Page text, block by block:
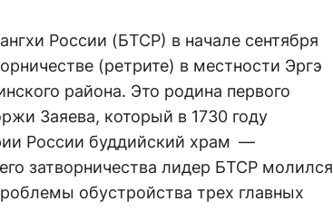
России (БТСР) в начале сентября
(ретрите) в местности Эргэ
района. Это родина первого
Заяева, который в 1730 году
России буддийский храм —
затворничества лидер БТСР молился
обустройства трех главных